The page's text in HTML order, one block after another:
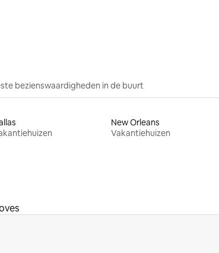
uit 5, 18 recensies
bezienswaardigheden in de buurt
New Orleans
Vakantiehuizen